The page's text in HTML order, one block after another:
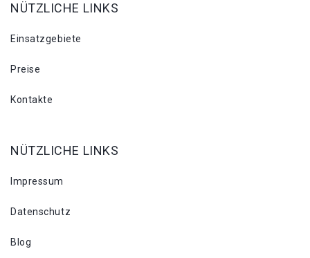
NÜTZLICHE LINKS
Einsatzgebiete
Preise
Kontakte
NÜTZLICHE LINKS
Impressum
Datenschutz
Blog